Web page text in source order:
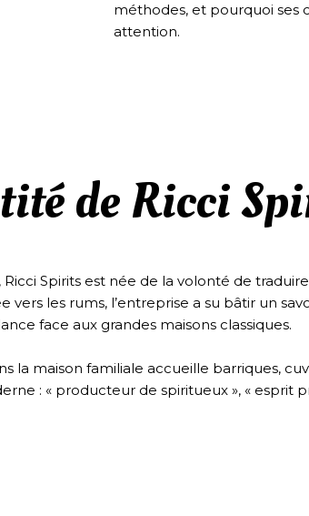
méthodes, et pourquoi ses
attention.
de Ricci
Spirits est née de la volonté de
les rums, l’entreprise a su bâtir un
face aux grandes maisons classiques.
la maison familiale accueille barriques,
: « producteur de spiritueux », « esprit